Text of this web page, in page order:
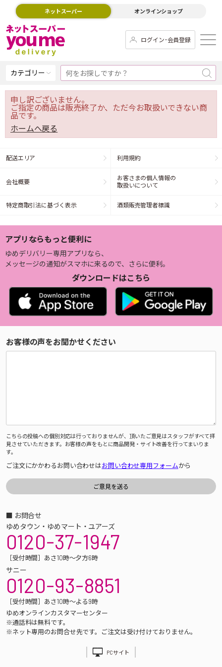
ネットスーパー オンラインショップ
ログイン･会員登録
カテゴリー
申し訳ございません。
ご指定の商品は販売終了か、ただ今お取扱いできない商
品です。
ホームへ戻る
配送エリア 利用規約
会社概要
お客さまの個人情報の
取扱いについて
特定商取引法に基づく表示 酒類販売管理者標識
アプリならもっと便利に
ゆめデリバリー専用アプリなら、
メッセージの通知がスマホに来るので、さらに便利。
ダウンロードはこちら
お客様の声をお聞かせください
こちらの投稿への個別対応は行っておりませんが、頂いたご意見はスタッフがすべて拝
見させていただきます。お客様の声をもとに商品開発・サイト改善を行ってまいりま
す。
ご注文にかかわるお問い合わせはお問い合わせ専用フォームから
■ お問合せ
ゆめタウン・ゆめマート・ユアーズ
0120-37-1947
［受付時間］あさ10時～夕方6時
サニー
0120-93-8851
［受付時間］あさ10時～よる9時
ゆめオンラインカスタマーセンター
※通話料は無料です。
※ネット専用のお問合せ先です。ご注文は受け付けておりません。
PCサイト